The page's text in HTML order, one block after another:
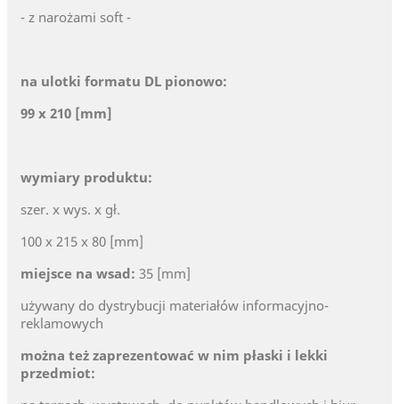
- z narożami soft -
na ulotki formatu DL pionowo:
99 x 210 [mm]
wymiary produktu:
szer. x wys. x gł.
100 x 215 x 80 [mm]
miejsce na wsad: 35 [mm]
używany do dystrybucji materiałów informacyjno-
reklamowych
można też zaprezentować w nim płaski i lekki
przedmiot: